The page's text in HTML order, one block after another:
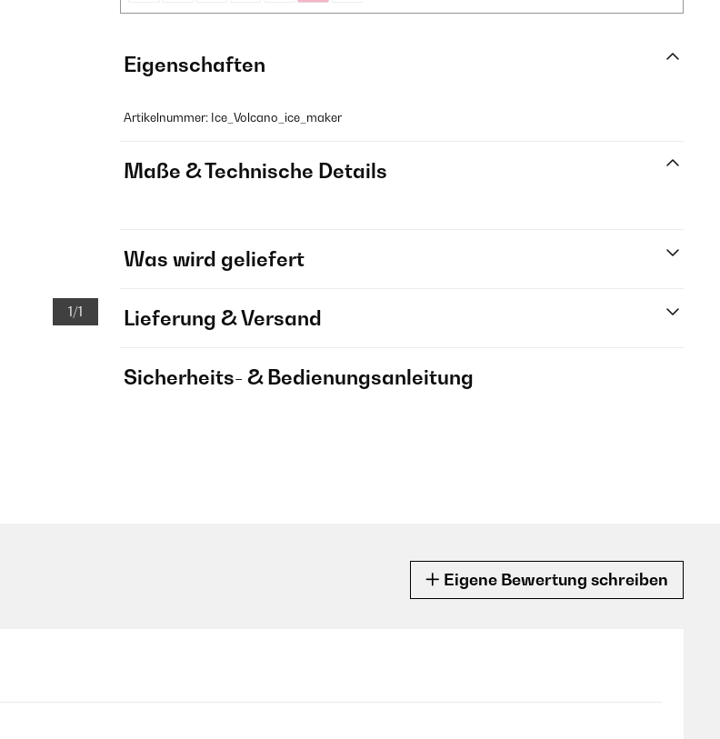
1/1
Eigenschaften
Artikelnummer: Ice_Volcano_ice_maker
Maße & Technische Details
Was wird geliefert
Lieferung & Versand
Sicherheits- & Bedienungsanleitung
Eigene Bewertung schreiben